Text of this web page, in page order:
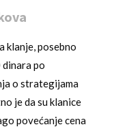
klanje, posebno
dinara po
o strategijama
je da su klanice
povećanje cena